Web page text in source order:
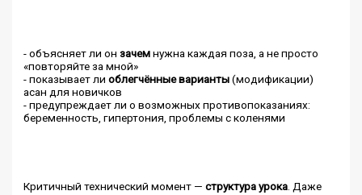
- объясняет ли онзачемнужна каждая поза, а не просто
«повторяйте за мной»
- показывает лиоблегчённые варианты(модификации)
асан для новичков
- предупреждает ли о возможных противопоказаниях:
беременность, гипертония, проблемы с коленями
Критичный технический момент —структура урока . Даже